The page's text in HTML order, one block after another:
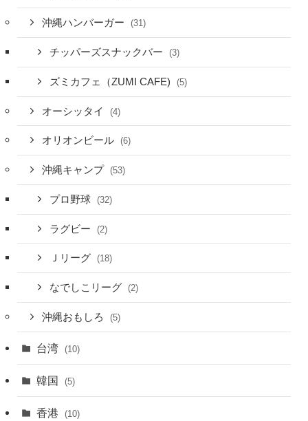
沖縄ハンバーガー (31)
チッパーズスナックバー (3)
ズミカフェ（ZUMI CAFE) (5)
オーシッタイ (4)
オリオンビール (6)
沖縄キャンプ (53)
プロ野球 (32)
ラグビー (2)
Ｊリーグ (18)
なでしこリーグ (2)
沖縄おもしろ (5)
台湾 (10)
韓国 (5)
香港 (10)